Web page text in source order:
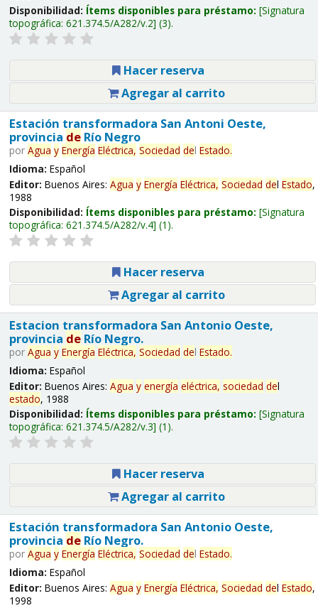
Disponibilidad: Ítems disponibles para préstamo: Signatura
topográfica: 621.374.5/A282/v.2 (3).
Hacer reserva
Agregar al carrito
Estación transformadora San Antoni Oeste,
provincia deRío Negro
por Agua y Energía Eléctrica, Sociedad del Estado.
Idioma: Español
Editor: Buenos Aires: Agua y Energía Eléctrica, Sociedad del Estado,
1988
Disponibilidad: Ítems disponibles para préstamo: Signatura
topográfica: 621.374.5/A282/v.4 (1).
Hacer reserva
Agregar al carrito
Estacion transformadora San Antonio Oeste,
provincia deRío Negro.
por Agua y Energía Eléctrica, Sociedad del Estado.
Idioma: Español
Editor: Buenos Aires: Agua y energía eléctrica, sociedad del
estado, 1988
Disponibilidad: Ítems disponibles para préstamo: Signatura
topográfica: 621.374.5/A282/v.3 (1).
Hacer reserva
Agregar al carrito
Estación transformadora San Antonio Oeste,
provincia deRío Negro.
por Agua y Energía Eléctrica, Sociedad del Estado.
Idioma: Español
Editor: Buenos Aires: Agua y Energía Eléctrica, Sociedad del Estado,
1998